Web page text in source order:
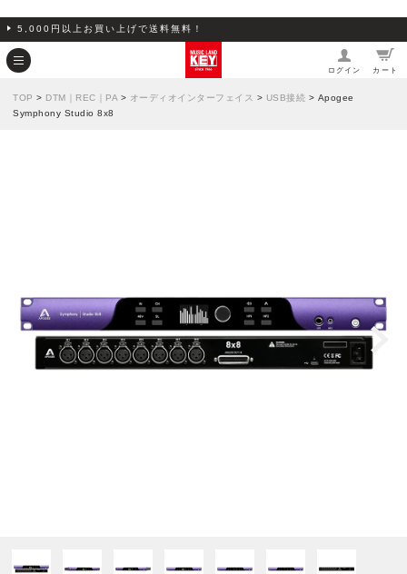
5,000円以上お買い上げで送料無料！
ログイン カート
TOP > DTM｜REC｜PA > オーディオインターフェイス > USB接続 > Apogee
Symphony Studio 8x8